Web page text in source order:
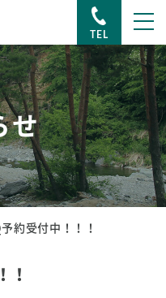
TEL
せ
約受付中！！！
！